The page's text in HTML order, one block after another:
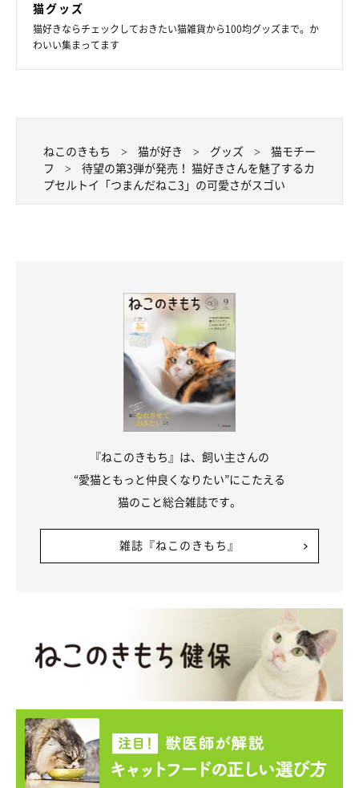
猫グッズ
猫好きならチェックしておきたい猫雑貨から100均グッズまで。か
わいい集まってます
ねこのきもち 猫が好き グッズ
猫モチー
フ
待望の第3弾が発売！ 猫好きさんを魅了するカ
プセルトイ「つまんだねこ3」の可愛さがスゴい
『ねこのきもち』は、飼い主さんの
“愛猫ともっと仲良くなりたい”にこたえる
猫のこと総合雑誌です。
雑誌『ねこのきもち』